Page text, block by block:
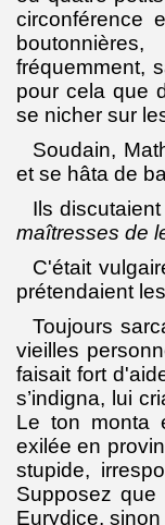
circonférence
fréquemment,
pour cela que
se nicher sur
Soudain,
et se hâta de
Ils
maîtresses de
C'était
prétendaient
Toujours
vieilles
faisait fort
s’indigna, lui
Le ton monta
exilée en
stupide,
Supposez
Eurydice,